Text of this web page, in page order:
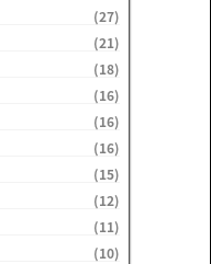
(27)
(21)
(18)
(16)
(16)
(16)
(15)
(12)
(11)
(10)